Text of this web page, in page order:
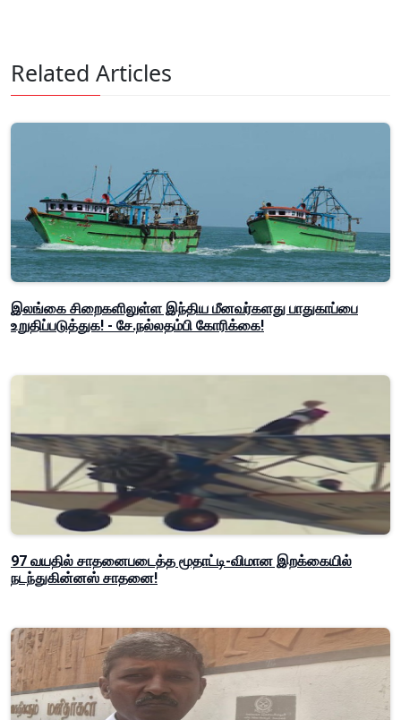
Related Articles
இலங்கை சிறைகளிலுள்ள இந்திய மீனவர்களது பாதுகாப்பை
உறுதிப்படுத்துக! - சே.நல்லதம்பி கோரிக்கை!
97 வயதில் சாதனைபடைத்த மூதாட்டி-விமான இறக்கையில்
நடந்துகின்னஸ் சாதனை!